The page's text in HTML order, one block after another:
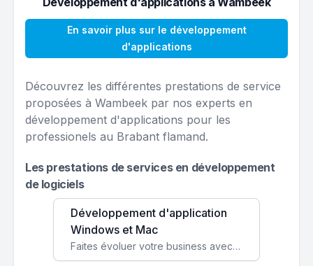
En savoir plus sur le développement
d'applications
Découvrez les différentes prestations de service
proposées à Wambeek par nos experts en
développement d'applications pour les
professionels au Brabant flamand.
Les prestations de services en développement
de logiciels
Développement d'application
Windows et Mac
Faites évoluer votre business avec des solutions logicielles personnalisées, parfaitement adaptées à vos besoins spécifiques.